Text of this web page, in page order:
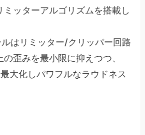
ミッターアルゴリズムを搭載し
はリミッター/クリッパー回路
歪みを最小限に抑えつつ、
大化しパワフルなラウドネス